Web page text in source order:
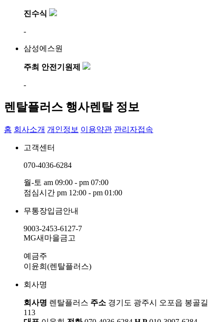
진수식
-
삼성에스원
주최 안전기원제
-
렌탈플러스 행사렌탈 정보
홈 회사소개 개인정보 이용약관 관리자접속
고객센터
070-4036-6284
월-토 am 09:00 - pm 07:00
점심시간 pm 12:00 - pm 01:00
무통장입금안내
9003-2453-6127-7
MG새마을금고
예금주
이윤희(렌탈플러스)
회사명
회사명 렌탈플러스 주소 경기도 광주시 오포읍 봉골길
113